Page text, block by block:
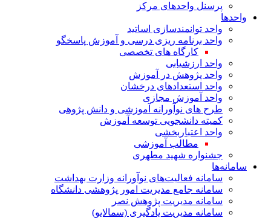
پرسنل واحدهای مرکز
واحدها
واحد توانمندسازی اساتید
واحد برنامه ریزی درسی و آموزش پاسخگو
کارگاه های تخصصی
واحد ارزشیابی
واحد پژوهش در آموزش
واحد استعدادهای درخشان
واحد آموزش مجازی
طرح های نوآورانه آموزشی و دانش پژوهی
کمیته دانشجویی توسعه آموزش
واحد اعتباربخشی
مطالب آموزشی
جشنواره شهید مطهری
سامانه‌ها
سامانه فعالیت‌های نوآورانه وزارت بهداشت
سامانه جامع مدیریت امور پژوهشی دانشگاه
سامانه مدیریت پژوهش نصر
سامانه مدیریت یادگیری (سمالایو)